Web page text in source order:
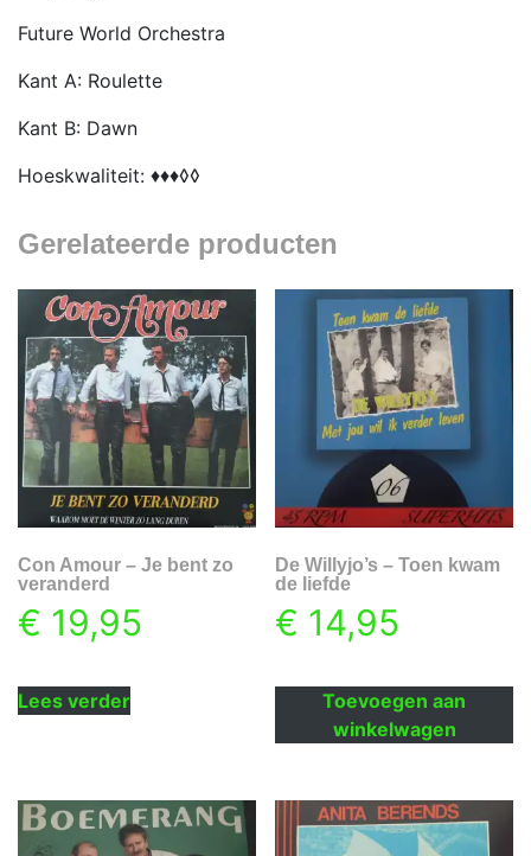
Future World Orchestra
Kant A: Roulette
Kant B: Dawn
Hoeskwaliteit: ♦♦♦◊◊
Gerelateerde producten
Con Amour – Je bent zo
veranderd
€ 19,95
Lees verder
De Willyjo’s – Toen kwam
de liefde
€ 14,95
Toevoegen aan
winkelwagen